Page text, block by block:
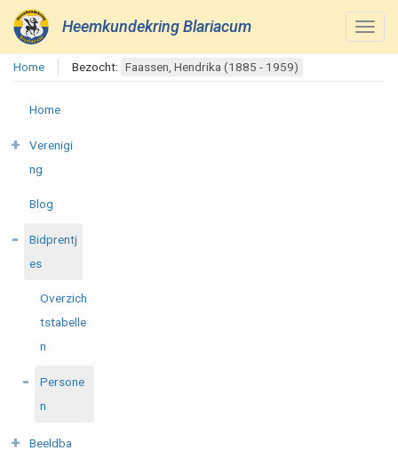
Heemkundekring Blariacum
Home Bezocht: Faassen, Hendrika (1885 - 1959)
Home
Verenigi
ng
Blog
Bidprentj
es
Overzich
tstabelle
n
Persone
n
Beeldba